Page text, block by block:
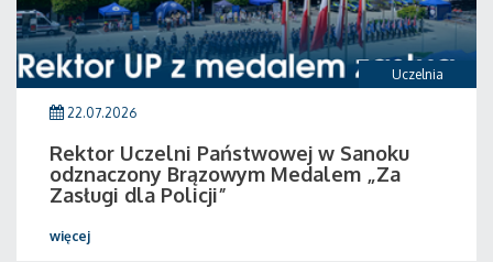
Uczelnia
22.07.2026
Rektor Uczelni Państwowej w Sanoku
odznaczony Brązowym Medalem „Za
Zasługi dla Policji”
więcej